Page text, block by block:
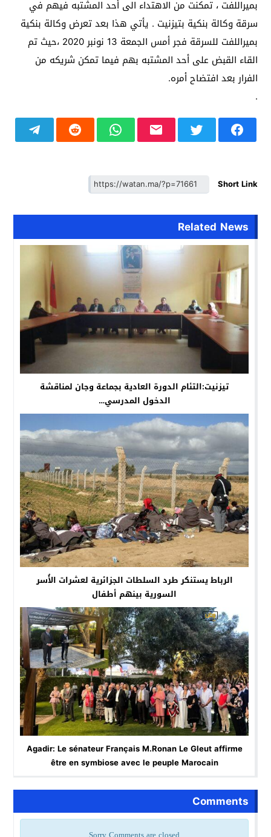
بميراللفت ، تمكنت من الاهتداء الى أحد المشتبه فيهم في
سرقة وكالة بنكية بتيزنيت . يأتي هذا بعد تعرض وكالة بنكية
بميراللفت للسرقة فجر أمس الجمعة 13 نونبر 2020 ،حيث تم
القاء القبض على أحد المشتبه بهم فيما تمكن شريكه من
الفرار بعد افتضاح أمره.
.
Short Link
Related News
تيزنيت:التئام الدورة العادية بجماعة وجان لمناقشة
الدخول المدرسي…
الرباط يستنكر طرد السلطات الجزائرية لعشرات الأُسر
السورية بينهم أطفال
Agadir: Le sénateur Français M.Ronan Le Gleut affirme
être en symbiose avec le peuple Marocain
Comments